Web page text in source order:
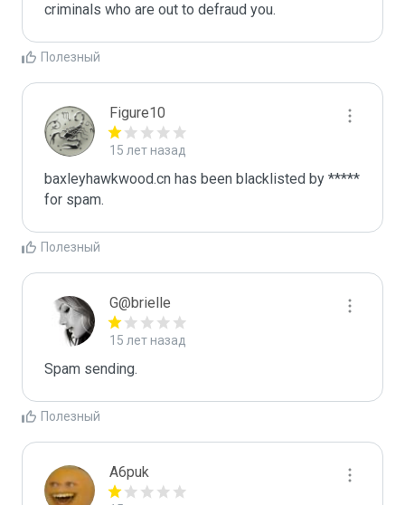
criminals who are out to defraud you.
Полезный
Figure10
15 лет назад
baxleyhawkwood.cn has been blacklisted by *****
for spam.
Полезный
G@brielle
15 лет назад
Spam sending.
Полезный
A6puk